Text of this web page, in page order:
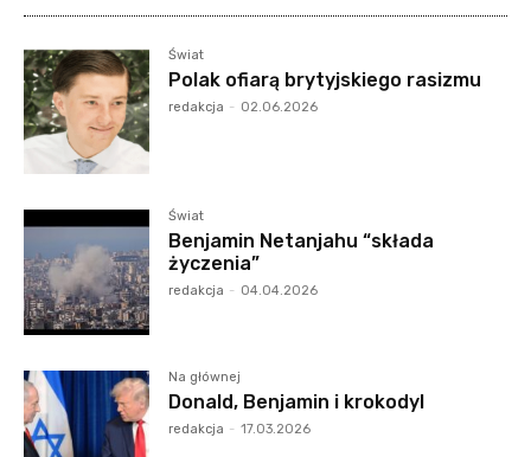
Świat
Polak ofiarą brytyjskiego rasizmu
redakcja - 02.06.2026
Świat
Benjamin Netanjahu “składa
życzenia”
redakcja - 04.04.2026
Na głównej
Donald, Benjamin i krokodyl
redakcja - 17.03.2026